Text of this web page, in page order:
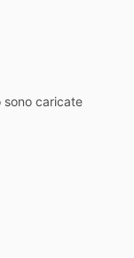
sono caricate